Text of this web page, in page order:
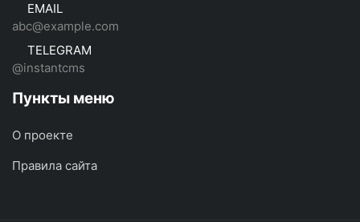
EMAIL
abc@example.com
TELEGRAM
@instantcms
Пункты меню
О проекте
Правила сайта